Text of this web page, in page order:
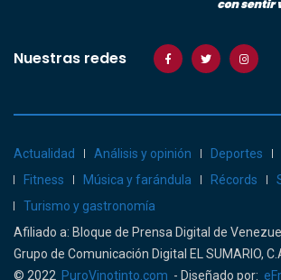
Nuestras redes
Actualidad Análisis y opinión Deportes
Fitness
Música y farándula Récords
Turismo y gastronomía
Afiliado a: Bloque de Prensa Digital de
Grupo de Comunicación Digital EL SUMARIO,
© 2022 PuroVinotinto.com - Diseñado por: